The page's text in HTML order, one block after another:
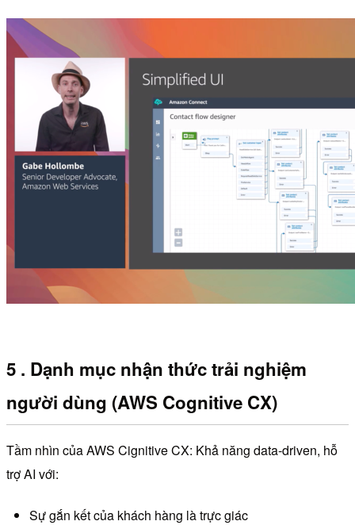
5 . Dạnh mục nhận thức trải nghiệm
người dùng (AWS Cognitive CX)
Tầm nhìn của AWS Cignitive CX: Khả năng data-driven, hỗ
trợ AI với:
Sự gắn kết của khách hàng là trực giác